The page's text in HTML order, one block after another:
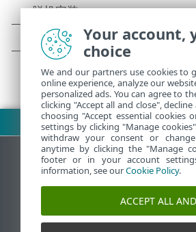
下载 PDF
Your account,
choice
We and our partners use cookies to
online experience, analyze our
personalized ads. You can agree to
clicking "Accept all and close",
choosing "Accept essential cookies
settings by clicking "Manage
withdraw your consent or
anytime by clicking the "Manage
footer or in your account
information, see ourCookie Policy.
ACCEPT ALL